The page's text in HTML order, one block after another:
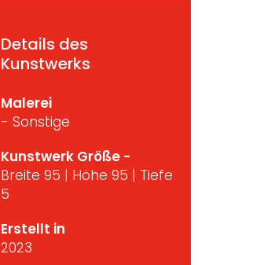
Details des
Kunstwerks
Malerei
- Sonstige
Kunstwerk Größe -
Breite 95 | Höhe 95 | Tiefe
5
Erstellt in
2023